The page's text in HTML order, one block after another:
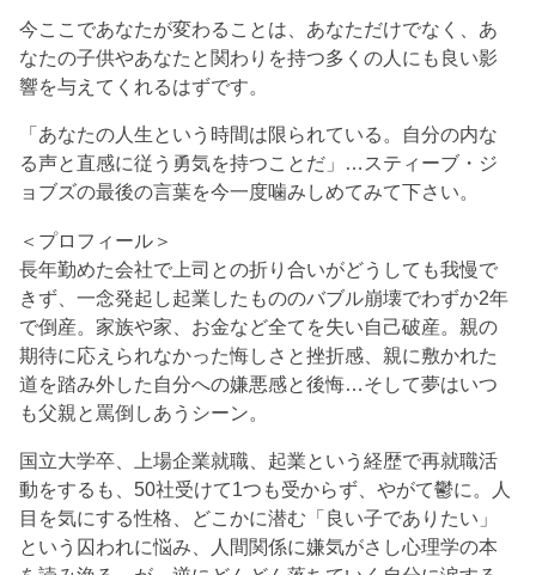
今ここであなたが変わることは、あなただけでなく、あ
なたの子供やあなたと関わりを持つ多くの人にも良い影
響を与えてくれるはずです。
「あなたの人生という時間は限られている。自分の内な
る声と直感に従う勇気を持つことだ」…スティーブ・ジ
ョブズの最後の言葉を今一度噛みしめてみて下さい。
＜プロフィール＞
長年勤めた会社で上司との折り合いがどうしても我慢で
きず、一念発起し起業したもののバブル崩壊でわずか2年
で倒産。家族や家、お金など全てを失い自己破産。親の
期待に応えられなかった悔しさと挫折感、親に敷かれた
道を踏み外した自分への嫌悪感と後悔…そして夢はいつ
も父親と罵倒しあうシーン。
国立大学卒、上場企業就職、起業という経歴で再就職活
動をするも、50社受けて1つも受からず、やがて鬱に。人
目を気にする性格、どこかに潜む「良い子でありたい」
という囚われに悩み、人間関係に嫌気がさし心理学の本